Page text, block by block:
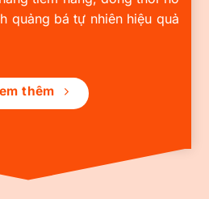
quảng bá tự nhiên hiệu quả
thêm